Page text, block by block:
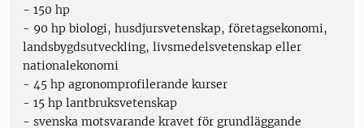
- 150 hp
- 90 hp biologi, husdjursvetenskap, företagsekonomi,
landsbygdsutveckling, livsmedelsvetenskap eller
nationalekonomi
- 45 hp agronomprofilerande kurser
- 15 hp lantbruksvetenskap
- svenska motsvarande kravet för grundläggande